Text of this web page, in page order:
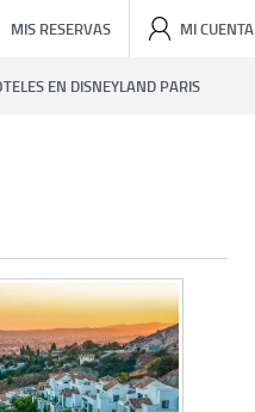
MIS RESERVAS MI CUENTA
EN DISNEYLAND PARIS